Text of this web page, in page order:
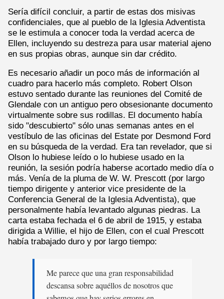
Sería difícil concluir, a partir de estas dos misivas
confidenciales, que al pueblo de la Iglesia Adventista
se le estimula a conocer toda la verdad acerca de
Ellen, incluyendo su destreza para usar material ajeno
en sus propias obras, aunque sin dar crédito.
Es necesario añadir un poco más de información al
cuadro para hacerlo más completo. Robert Olson
estuvo sentado durante las reuniones del Comité de
Glendale con un antiguo pero obsesionante documento
virtualmente sobre sus rodillas. El documento había
sido "descubierto" sólo unas semanas antes en el
vestíbulo de las oficinas del Estate por Desmond Ford
en su búsqueda de la verdad. Era tan revelador, que si
Olson lo hubiese leído o lo hubiese usado en la
reunión, la sesión podría haberse acortado medio día o
más. Venía de la pluma de W. W. Prescott (por largo
tiempo dirigente y anterior vice presidente de la
Conferencia General de la Iglesia Adventista), que
personalmente había levantado algunas piedras. La
carta estaba fechada el 6 de abril de 1915, y estaba
dirigida a Willie, el hijo de Ellen, con el cual Prescott
había trabajado duro y por largo tiempo:
Me parece que una gran responsabilidad
descansa sobre aquéllos de nosotros que